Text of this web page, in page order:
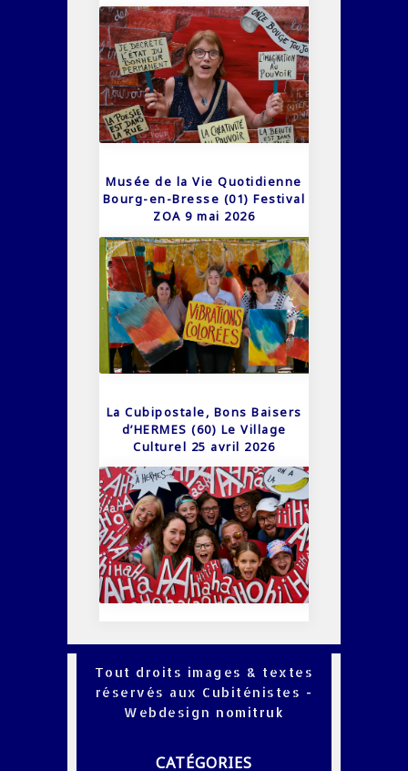
Musée de la Vie Quotidienne
Bourg-en-Bresse (01) Festival
ZOA 9 mai 2026
La Cubipostale, Bons Baisers
d’HERMES (60) Le Village
Culturel 25 avril 2026
Tout droits images & textes
réservés aux Cubiténistes -
Webdesign nomitruk
CATÉGORIES